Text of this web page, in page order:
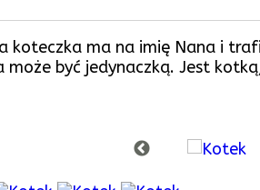
koteczka ma na imię Nana i
może być jedynaczką. Jest